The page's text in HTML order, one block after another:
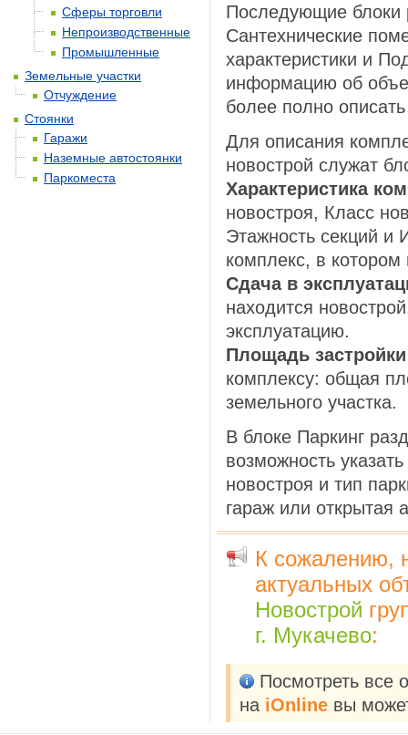
Последующие блоки
Сантехнические
характеристики и
информацию об
более полно
Для описания
новострой служат
Характеристика
новостроя, Класс
Этажность секций и
комплекс, в котором
Сдача в
находится
эксплуатацию.
Площадь застройки
комплексу: общая
земельного участка.
В блоке Паркинг
возможность
новостроя и тип
гараж или открытая
К сожалению,
актуальных
Новострой
г. Мукачево:
Посмотреть все
на iOnline вы
Сферы торговли
Непроизводственные
Промышленные
Земельные участки
Отчуждение
Стоянки
Гаражи
Наземные автостоянки
Паркоместа